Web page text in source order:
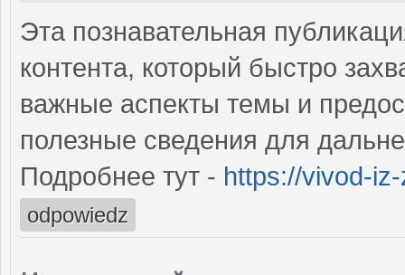
Эта познавательная
контента, который быстро
важные аспекты темы и
полезные сведения для
Подробнее тут - https://vivod-
odpowiedz